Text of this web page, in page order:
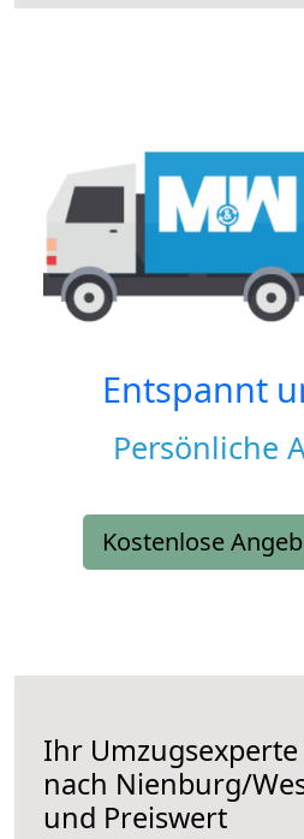
Entspannt
Persönliche
Kostenlose
Ihr
nach Nienburg/
und Preiswert